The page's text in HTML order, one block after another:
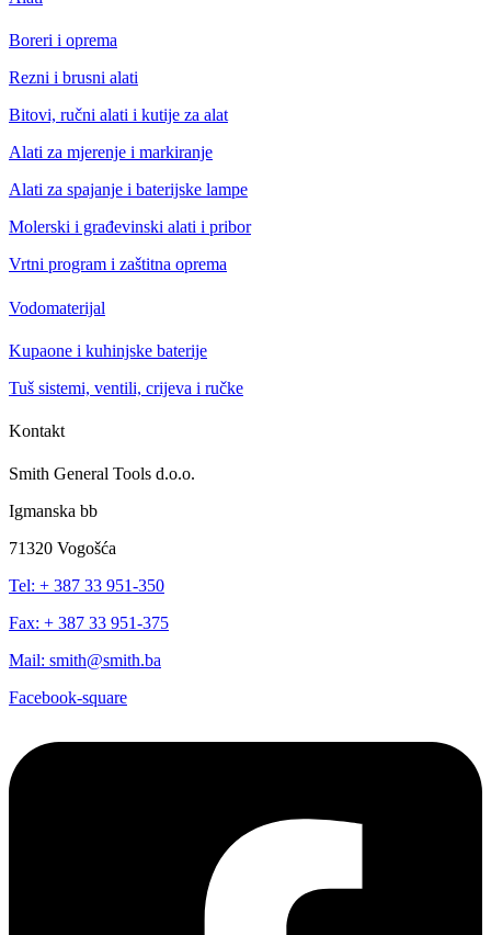
Boreri i oprema
Rezni i brusni alati
Bitovi, ručni alati i kutije za alat
Alati za mjerenje i markiranje
Alati za spajanje i baterijske lampe
Molerski i građevinski alati i pribor
Vrtni program i zaštitna oprema
Vodomaterijal
Kupaone i kuhinjske baterije
Tuš sistemi, ventili, crijeva i ručke
Kontakt
Smith General Tools d.o.o.
Igmanska bb
71320 Vogošća
Tel: + 387 33 951-350
Fax: + 387 33 951-375
Mail: smith@smith.ba
Facebook-square